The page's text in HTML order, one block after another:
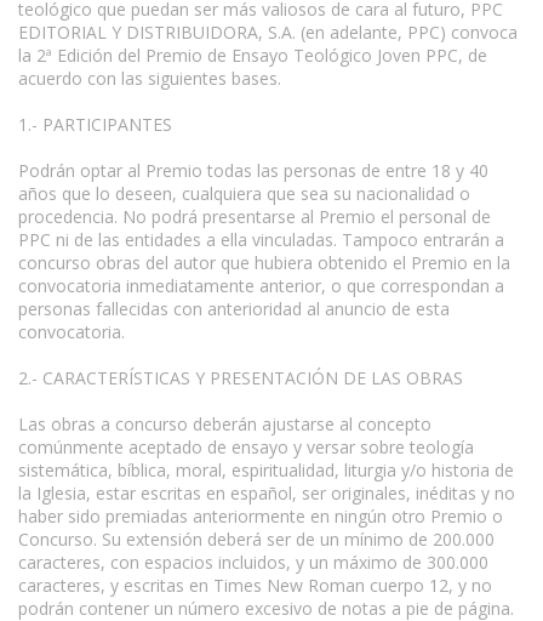
teológico que puedan ser más valiosos de cara al futuro, PPC
EDITORIAL Y DISTRIBUIDORA, S.A. (en adelante, PPC) convoca
la 2ª Edición del Premio de Ensayo Teológico Joven PPC, de
acuerdo con las siguientes bases.
1.- PARTICIPANTES
Podrán optar al Premio todas las personas de entre 18 y 40
años que lo deseen, cualquiera que sea su nacionalidad o
procedencia. No podrá presentarse al Premio el personal de
PPC ni de las entidades a ella vinculadas. Tampoco entrarán a
concurso obras del autor que hubiera obtenido el Premio en la
convocatoria inmediatamente anterior, o que correspondan a
personas fallecidas con anterioridad al anuncio de esta
convocatoria.
2.- CARACTERÍSTICAS Y PRESENTACIÓN DE LAS OBRAS
Las obras a concurso deberán ajustarse al concepto
comúnmente aceptado de ensayo y versar sobre teología
sistemática, bíblica, moral, espiritualidad, liturgia y/o historia de
la Iglesia, estar escritas en español, ser originales, inéditas y no
haber sido premiadas anteriormente en ningún otro Premio o
Concurso. Su extensión deberá ser de un mínimo de 200.000
caracteres, con espacios incluidos, y un máximo de 300.000
caracteres, y escritas en Times New Roman cuerpo 12, y no
podrán contener un número excesivo de notas a pie de página.